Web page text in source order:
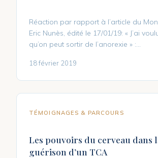
Réaction par rapport à l’article du
Eric Nunès, édité le 17/01/19: « J’ai
qu’on peut sortir de l’anorexie » :…
18 février 2019
TÉMOIGNAGES & PARCOURS
Les pouvoirs du cerveau dans
guérison d’un TCA